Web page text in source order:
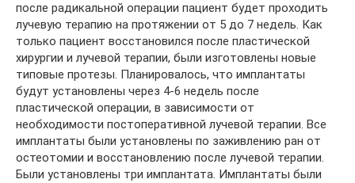
после радикальной операции пациент будет проходить
лучевую терапию на протяжении от 5 до 7 недель. Как
только пациент восстановился после пластической
хирургии и лучевой терапии, были изготовлены новые
типовые протезы. Планировалось, что имплантаты
будут установлены через 4-6 недель после
пластической операции, в зависимости от
необходимости постоперативной лучевой терапии. Все
имплантаты были установлены по заживлению ран от
остеотомии и восстановлению после лучевой терапии.
Были установлены три имплантата. Имплантаты были